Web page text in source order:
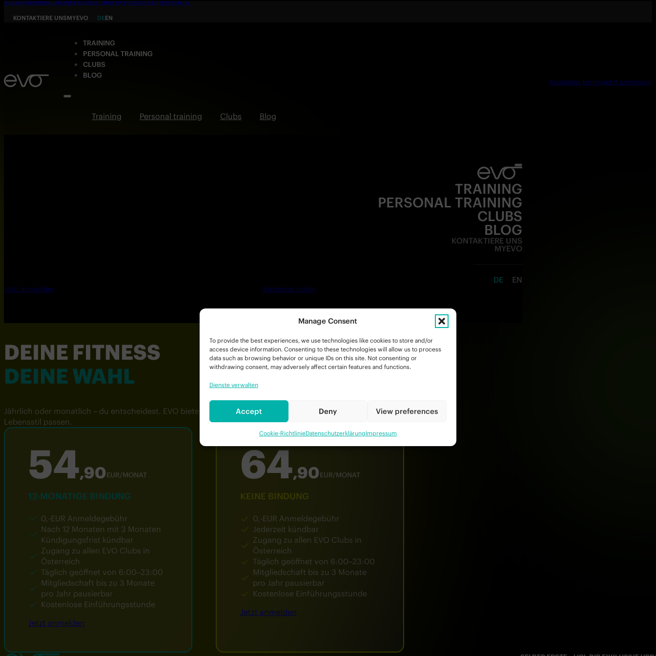
Manage Consent
To provide the best experiences, we use technologies like cookies to store and/or
access device information. Consenting to these technologies will allow us to process
data such as browsing behavior or unique IDs on this site. Not consenting or
withdrawing consent, may adversely affect certain features and functions.
Dienste verwalten
Accept Deny View preferences
Cookie-RichtlinieDatenschutzerklärungImpressum
KONTAKTIERE UNSMYEVO DEEN
TRAINING
PERSONAL TRAINING
CLUBS
BLOG
Training Personal training Clubs Blog
Kostenlos testen Jetzt anmelden
TRAINING
PERSONAL TRAINING
CLUBS
BLOG
KONTAKTIERE UNS
MYEVO
DE EN
Jetzt anmelden Kostenlos testen
DEINE FITNESS
DEINE WAHL
Jährlich oder monatlich – du entscheidest. EVO bietet Mitgliedschaften, die zu deinem
Lebensstil passen.
54,90EUR/MONAT
12-MONATIGE BINDUNG
0,-EUR Anmeldegebühr
Nach 12 Monaten mit 3 Monaten
Kündigungsfrist kündbar
Zugang zu allen EVO Clubs in
Österreich
Täglich geöffnet von 6:00–23:00
Mitgliedschaft bis zu 3 Monate
pro Jahr pausierbar
Kostenlose Einführungsstunde
Jetzt anmelden
64,90EUR/MONAT
KEINE BINDUNG
0,-EUR Anmeldegebühr
Jederzeit kündbar
Zugang zu allen EVO Clubs in
Österreich
Täglich geöffnet von 6:00–23:00
Mitgliedschaft bis zu 3 Monate
pro Jahr pausierbar
Kostenlose Einführungsstunde
Jetzt anmelden